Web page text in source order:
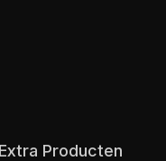
Extra Producten